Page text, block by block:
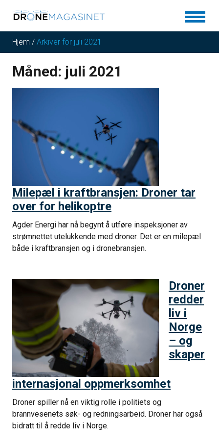
Hjem / Arkiver for juli 2021
Måned: juli 2021
Milepæl i kraftbransjen: Droner tar
over for helikoptre
Agder Energi har nå begynt å utføre inspeksjoner av
strømnettet utelukkende med droner. Det er en milepæl
både i kraftbransjen og i dronebransjen.
Droner
redder
liv i
Norge
– og
skaper
internasjonal oppmerksomhet
Droner spiller nå en viktig rolle i politiets og
brannvesenets søk- og redningsarbeid. Droner har også
bidratt til å redde liv i Norge.